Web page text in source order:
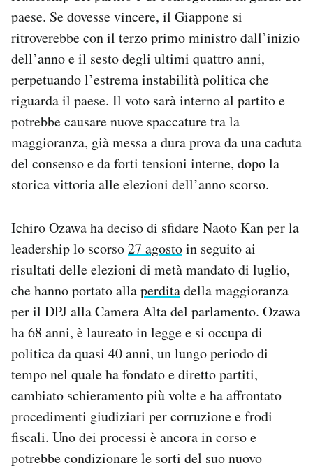
paese. Se dovesse vincere, il Giappone si
ritroverebbe con il terzo primo ministro dall’inizio
dell’anno e il sesto degli ultimi quattro anni,
perpetuando l’estrema instabilità politica che
riguarda il paese. Il voto sarà interno al partito e
potrebbe causare nuove spaccature tra la
maggioranza, già messa a dura prova da una caduta
del consenso e da forti tensioni interne, dopo la
storica vittoria alle elezioni dell’anno scorso.
Ichiro Ozawa ha deciso di sfidare Naoto Kan per la
leadership lo scorso27 agostoin seguito ai
risultati delle elezioni di metà mandato di luglio,
che hanno portato allaperditadella maggioranza
per il DPJ alla Camera Alta del parlamento. Ozawa
ha 68 anni, è laureato in legge e si occupa di
politica da quasi 40 anni, un lungo periodo di
tempo nel quale ha fondato e diretto partiti,
cambiato schieramento più volte e ha affrontato
procedimenti giudiziari per corruzione e frodi
fiscali. Uno dei processi è ancora in corso e
potrebbe condizionare le sorti del suo nuovo